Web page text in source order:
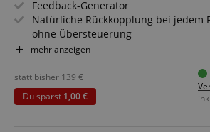
Feedback-Generator
Natürliche Rückkopplung bei jedem
ohne Übersteuerung
ONSET- (Verzögerung) und
7 obertonbasierte
DRY-Schalter (Unterdrückung des
MOMENTARY-Schalter für
Fußtasterverhalten
mehr anzeigen
statt bisher 139 €
Du sparst 1,00 €